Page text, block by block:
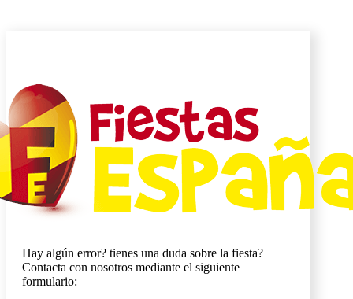
Hay algún error? tienes una duda sobre la fiesta?
Contacta con nosotros mediante el siguiente
formulario: